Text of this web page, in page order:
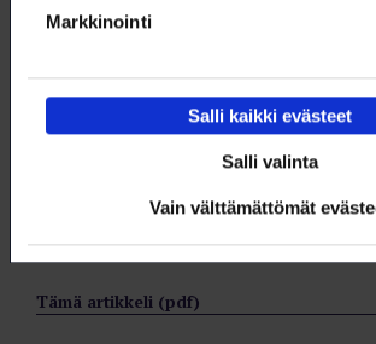
Markkinointi
Salli kaikki evästeet
Salli valinta
Vain välttämättömät
loimulaisille sektoreille ja toimialoille.
Tämä artikkeli (pdf)